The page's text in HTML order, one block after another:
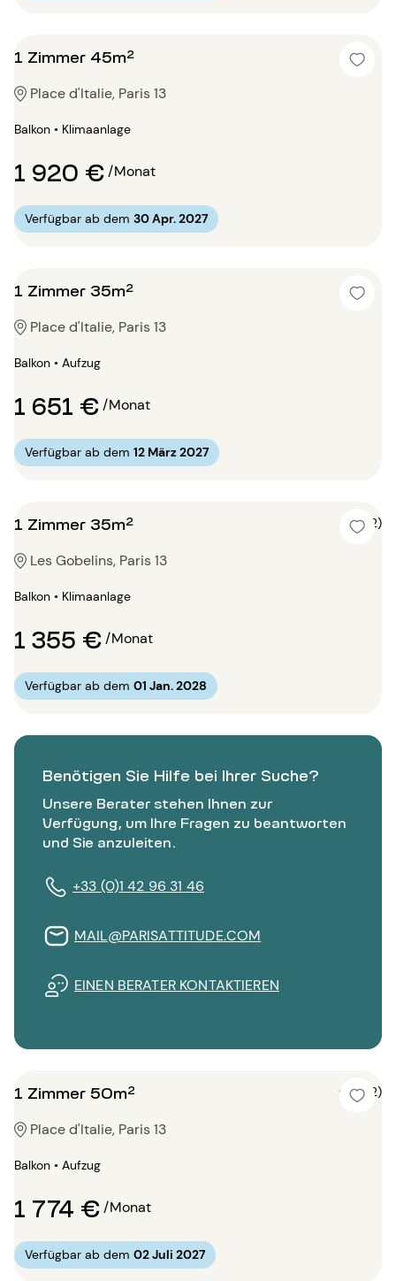
Benötigen Sie Hilfe bei Ihrer Suche?
Unsere Berater stehen Ihnen zur
Verfügung, um Ihre Fragen zu beantworten
und Sie anzuleiten.
+33 (0)1 42 96 31 46
MAIL@PARISATTITUDE.COM
EINEN BERATER KONTAKTIEREN
1 Zimmer 45m²
Place d'Italie, Paris 13
Balkon • Klimaanlage
1 920 €/Monat
Verfügbar ab dem 30 Apr. 2027
1 Zimmer 35m²
Place d'Italie, Paris 13
Balkon • Aufzug
1 651 €/Monat
Verfügbar ab dem 12 März 2027
1 Zimmer 35m² 4 (2)
Les Gobelins, Paris 13
Balkon • Klimaanlage
1 355 €/Monat
Verfügbar ab dem 01 Jan. 2028
1 Zimmer 50m² 5 (2)
Place d'Italie, Paris 13
Balkon • Aufzug
1 774 €/Monat
Verfügbar ab dem 02 Juli 2027